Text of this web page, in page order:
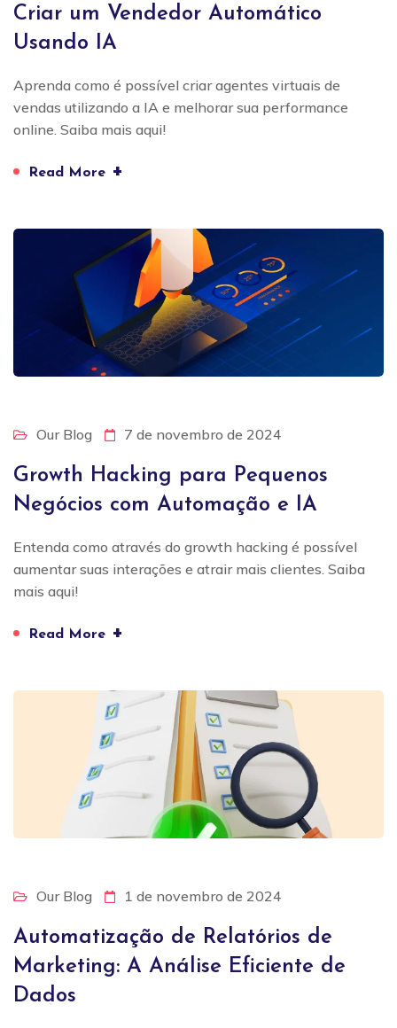
Criar um Vendedor Automático
Usando IA
Aprenda como é possível criar agentes virtuais de
vendas utilizando a IA e melhorar sua performance
online. Saiba mais aqui!
Read More +
Our Blog 7 de novembro de 2024
Growth Hacking para Pequenos
Negócios com Automação e IA
Entenda como através do growth hacking é possível
aumentar suas interações e atrair mais clientes. Saiba
mais aqui!
Read More +
Our Blog 1 de novembro de 2024
Automatização de Relatórios de
Marketing: A Análise Eficiente de
Dados